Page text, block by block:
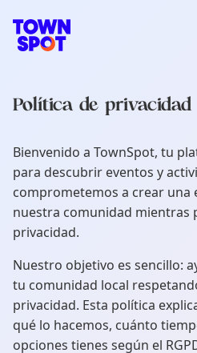
de eventos locales de
Política de privacidad
Bienvenido a TownSpot, tu
para descubrir eventos y
comprometemos a crear una
nuestra comunidad mientras
privacidad.
Nuestro objetivo es sencillo:
tu comunidad local
privacidad. Esta política
qué lo hacemos, cuánto
opciones tienes según el